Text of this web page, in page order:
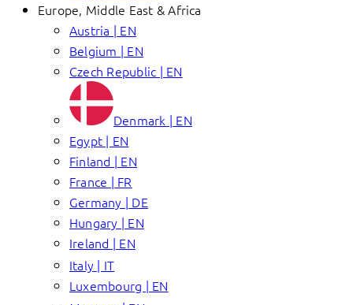
Europe, Middle East & Africa
Austria | EN
Belgium | EN
Czech Republic | EN
Denmark | EN
Egypt | EN
Finland | EN
France | FR
Germany | DE
Hungary | EN
Ireland | EN
Italy | IT
Luxembourg | EN